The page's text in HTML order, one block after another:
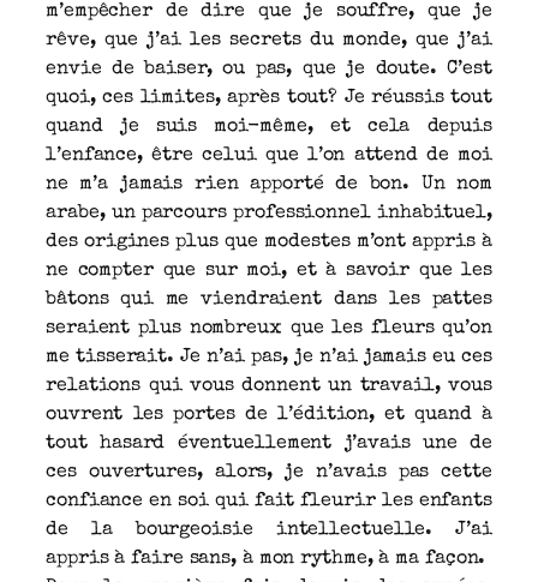
m’empêcher de dire que je souffre, que je
rêve, que j’ai les secrets du monde, que j’ai
envie de baiser, ou pas, que je doute. C’est
quoi, ces limites, après tout? Je réussis tout
quand je suis moi-même, et cela depuis
l’enfance, être celui que l’on attend de moi
ne m’a jamais rien apporté de bon. Un nom
arabe, un parcours professionnel inhabituel,
des origines plus que modestes m’ont appris à
ne compter que sur moi, et à savoir que les
bâtons qui me viendraient dans les pattes
seraient plus nombreux que les fleurs qu’on
me tisserait. Je n’ai pas, je n’ai jamais eu ces
relations qui vous donnent un travail, vous
ouvrent les portes de l’édition, et quand à
tout hasard éventuellement j’avais une de
ces ouvertures, alors, je n’avais pas cette
confiance en soi qui fait fleurir les enfants
de la bourgeoisie intellectuelle. J’ai
appris à faire sans, à mon rythme, à ma façon.